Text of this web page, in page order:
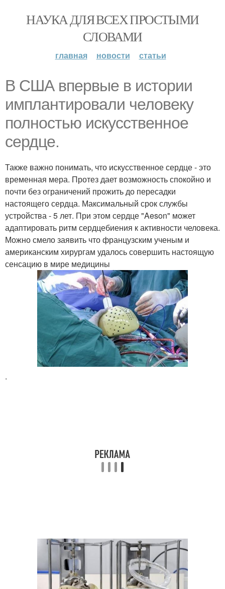
НАУКА ДЛЯ ВСЕХ ПРОСТЫМИ
СЛОВАМИ
главная новости статьи
В США впервые в истории
имплантировали человеку
полностью искусственное
сердце.
Также важно понимать, что искусственное сердце - это
временная мера. Протез дает возможность спокойно и
почти без ограничений прожить до пересадки
настоящего сердца. Максимальный срок службы
устройства - 5 лет. При этом сердце "Aeson" может
адаптировать ритм сердцебиения к активности человека.
Можно смело заявить что французским ученым и
американским хирургам удалось совершить настоящую
сенсацию в мире медицины
.